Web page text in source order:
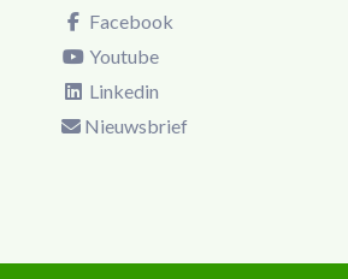
Facebook
Youtube
Linkedin
Nieuwsbrief